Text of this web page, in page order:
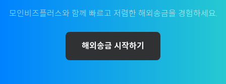
모인비즈플러스와 함께 빠르고 저렴한 해외송금을 경험하세요.
해외송금 시작하기